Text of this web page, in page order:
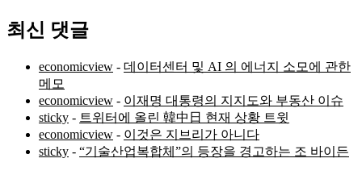
최신 댓글
economicview - 데이터센터 및 AI 의 에너지 소모에 관한
메모
economicview - 이재명 대통령의 지지도와 부동산 이슈
sticky - 트위터에 올린 韓中日 현재 상황 트윗
economicview - 이것은 지브리가 아니다
sticky - “기술산업복합체”의 등장을 경고하는 조 바이든